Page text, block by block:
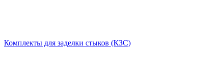
Комплекты для заделки стыков (КЗС)